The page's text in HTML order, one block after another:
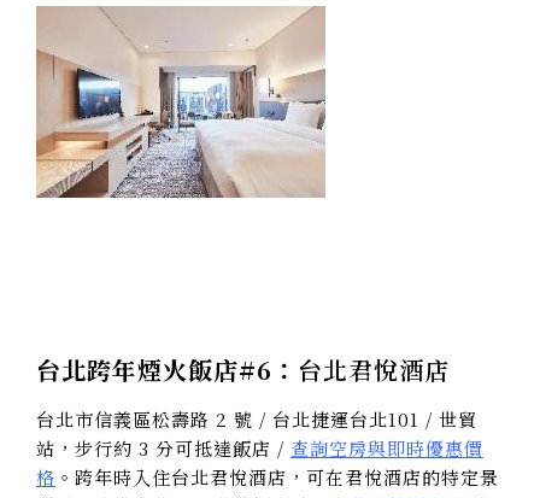
台北跨年煙火飯店#6： 台北君悅酒店
台北市信義區松壽路 2 號 / 台北捷運台北101 / 世貿
站，步行約 3 分可抵達飯店 / 查詢空房與即時優惠價
格 。跨年時入住台北君悅酒店，可在君悅酒店的特定景